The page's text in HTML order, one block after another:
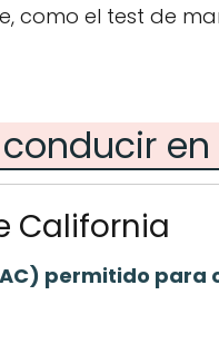
como el test de
California
permitido para